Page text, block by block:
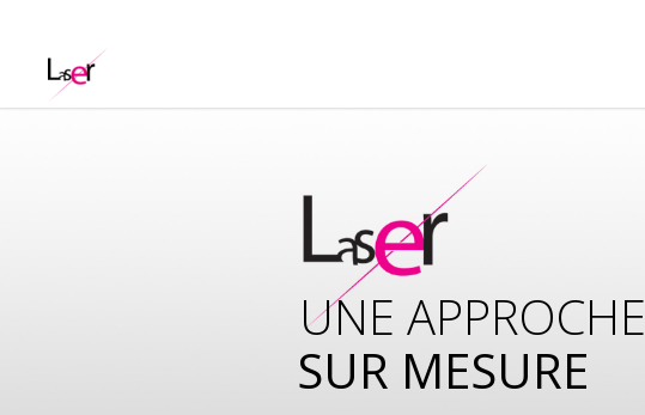
SUR MESURE
UNE APPROCHE